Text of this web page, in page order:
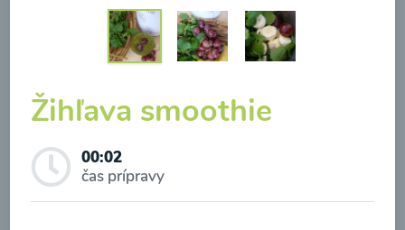
00:25 Zobraziť
Žihľava smoothie
00:02
čas prípravy
Odoslaním registrácie na Newsletter súhlasím so
spracovaním osobných údajov pre účely